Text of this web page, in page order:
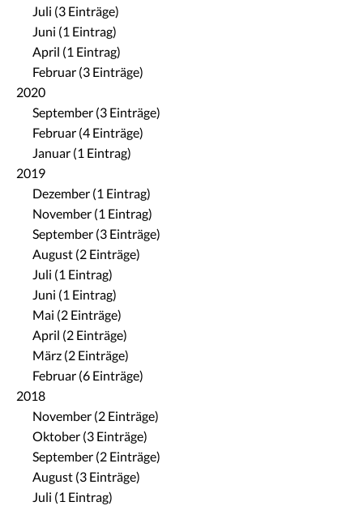
Juli (3 Einträge)
Juni (1 Eintrag)
April (1 Eintrag)
Februar (3 Einträge)
2020
September (3 Einträge)
Februar (4 Einträge)
Januar (1 Eintrag)
2019
Dezember (1 Eintrag)
November (1 Eintrag)
September (3 Einträge)
August (2 Einträge)
Juli (1 Eintrag)
Juni (1 Eintrag)
Mai (2 Einträge)
April (2 Einträge)
März (2 Einträge)
Februar (6 Einträge)
2018
November (2 Einträge)
Oktober (3 Einträge)
September (2 Einträge)
August (3 Einträge)
Juli (1 Eintrag)